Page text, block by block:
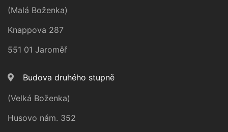
(Malá Boženka)
Knappova 287
551 01 Jaroměř
Budova druhého stupně
(Velká Boženka)
Husovo nám. 352